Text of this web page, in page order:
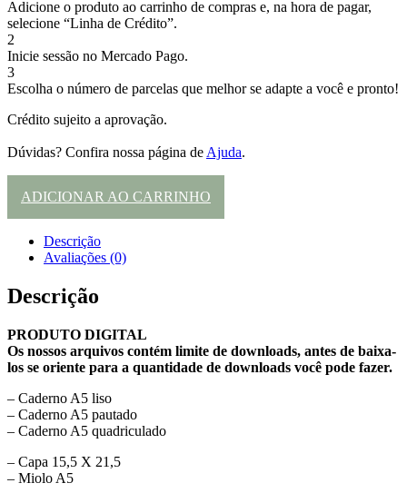
Adicione o produto ao carrinho de compras e, na hora de pagar,
selecione “Linha de Crédito”.
2
Inicie sessão no Mercado Pago.
3
Escolha o número de parcelas que melhor se adapte a você e pronto!
Crédito sujeito a aprovação.
Dúvidas? Confira nossa página de Ajuda.
ADICIONAR AO CARRINHO
Descrição
Avaliações (0)
Descrição
PRODUTO DIGITAL
Os nossos arquivos contém limite de downloads, antes de baixa-
los se oriente para a quantidade de downloads você pode fazer.
– Caderno A5 liso
– Caderno A5 pautado
– Caderno A5 quadriculado
– Capa 15,5 X 21,5
– Miolo A5